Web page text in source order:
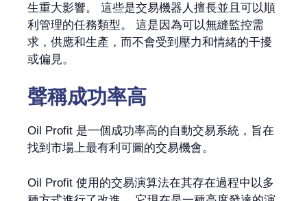
生重大影響。 這些是交易機器人擅長並且可以順
利管理的任務類型。 這是因為可以無縫監控需
求，供應和生產，而不會受到壓力和情緒的干擾
或偏見。
聲稱成功率高
Oil Profit 是一個成功率高的自動交易系統，旨在
找到市場上最有利可圖的交易機會。
Oil Profit 使用的交易演算法在其存在過程中以多